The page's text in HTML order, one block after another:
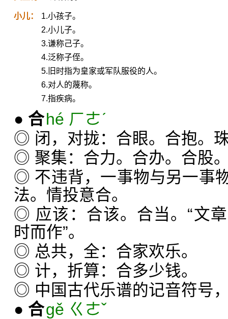
小儿：
1.小孩子。
2.小儿子。
3.谦称己子。
4.泛称子侄。
5.旧时指为皇家或军队服役的人。
6.对人的蔑称。
7.指疾病。
● 合hé ㄏㄜˊ
◎ 闭，对拢：合眼。合抱。
◎ 聚集：合力。合办。合股
◎ 不违背，一事物与另一事
法。情投意合。
◎ 应该：合该。合当。“文
时而作”。
◎ 总共，全：合家欢乐。
◎ 计，折算：合多少钱。
◎ 中国古代乐谱的记音符号
● 合gě ㄍㄜˇ